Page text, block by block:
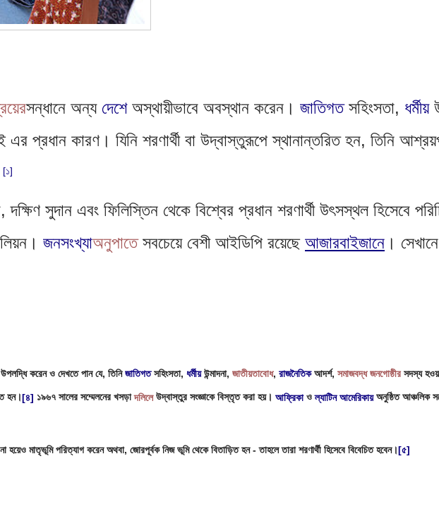
সন্ধানে অন্য দেশে অস্থায়ীভাবে অবস্থান করেন। জাতিগত সহিংসতা, ধর্মীয়
প্রধান কারণ। যিনি শরণার্থী বা উদ্বাস্তুরূপে স্থানান্তরিত হন, তিনি
[১]
দক্ষিণ সুদান এবং ফিলিস্তিন থেকে বিশ্বের প্রধান শরণার্থী উৎসস্থল হিসেবে
জনসংখ্যাঅনুপাতে সবচেয়ে বেশী আইডিপি রয়েছে আজারবাইজানে ।
করেন ও দেখতে পান যে, তিনি জাতিগত সহিংসতা, ধর্মীয় উন্মাদনা, জাতীয়তাবোধ, রাজনৈতিক আদর্শ, সমাজবদ্ধ জনগোষ্ঠীর সদস্য
হন।[৪] ১৯৬৭ সালের সম্মেলনের খসড়া দলিলে উদ্বাস্তুর সংজ্ঞাকে বিস্তৃত করা হয়। আফ্রিকা ও ল্যাটিন আমেরিকায় অনুষ্ঠিত আঞ্চলিক
মাতৃভূমি পরিত্যাগ করেন অথবা, জোরপূর্বক নিজ ভূমি থেকে বিতাড়িত হন - তাহলে তারা শরণার্থী হিসেবে বিবেচিত হবেন।[৫]